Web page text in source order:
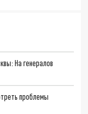
На генералов
проблемы